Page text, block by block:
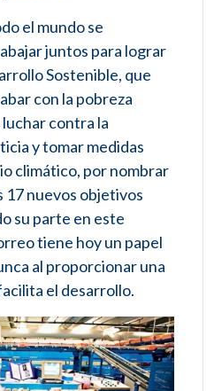
el mundo se
juntos para lograr
Sostenible, que
con la pobreza
contra la
y tomar medidas
climático, por nombrar
17 nuevos objetivos
su parte en este
tiene hoy un papel
al proporcionar una
el desarrollo.